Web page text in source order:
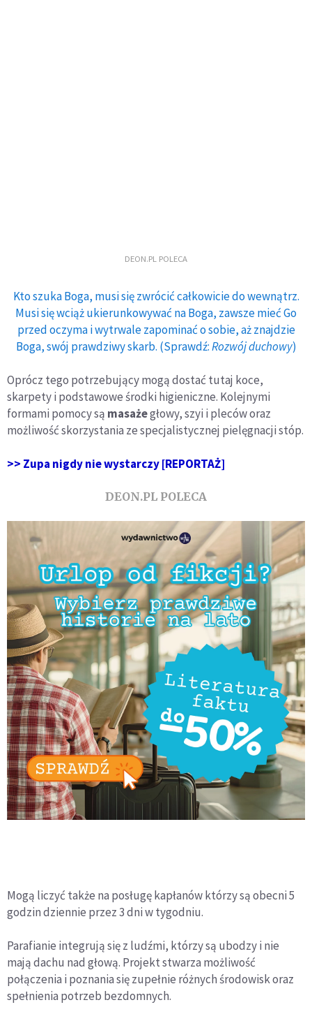
DEON.PL POLECA
Kto szuka Boga, musi się zwrócić całkowicie do wewnątrz.
Musi się wciąż ukierunkowywać na Boga, zawsze mieć Go
przed oczyma i wytrwale zapominać o sobie, aż znajdzie
Boga, swój prawdziwy skarb. (Sprawdź:Rozwój duchowy)
Oprócz tego potrzebujący mogą dostać tutaj koce,
skarpety i podstawowe środki higieniczne. Kolejnymi
formami pomocy są masażegłowy, szyi i pleców oraz
możliwość skorzystania ze specjalistycznej pielęgnacji stóp.
>> Zupa nigdy nie wystarczy [REPORTAŻ]
DEON.PL POLECA
Mogą liczyć także na posługę kapłanów którzy są obecni 5
godzin dziennie przez 3 dni w tygodniu.
Parafianie integrują się z ludźmi, którzy są ubodzy i nie
mają dachu nad głową. Projekt stwarza możliwość
połączenia i poznania się zupełnie różnych środowisk oraz
spełnienia potrzeb bezdomnych.